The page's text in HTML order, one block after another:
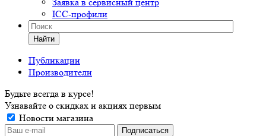
ICC-профили
Найти
Публикации
Производители
Будьте всегда в курсе!
Узнавайте о скидках и акциях первым
Новости магазина